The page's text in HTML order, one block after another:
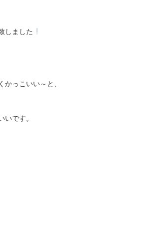
しました
っこいい～と、
いです。